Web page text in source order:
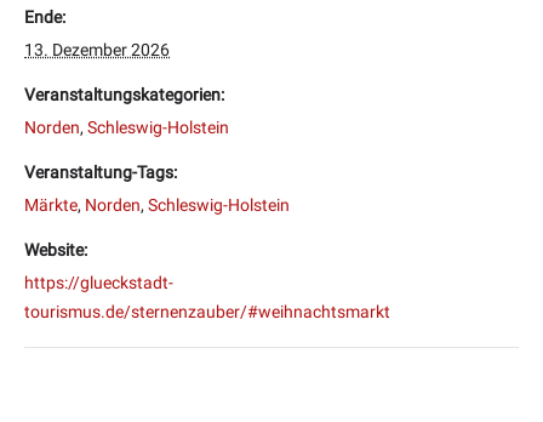
Ende:
13. Dezember 2026
Veranstaltungskategorien:
Norden, Schleswig-Holstein
Veranstaltung-Tags:
Märkte, Norden, Schleswig-Holstein
Website:
https://glueckstadt-
tourismus.de/sternenzauber/#weihnachtsmarkt